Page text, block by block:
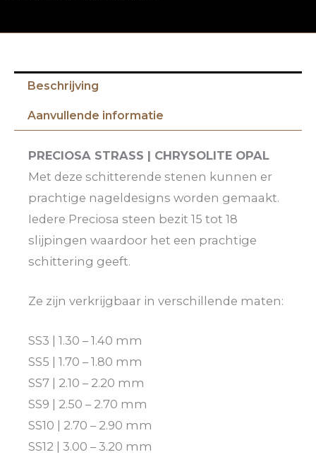
Beschrijving
Aanvullende informatie
PRECIOSA STRASS | CHRYSOLITE OPAL
Met deze schitterende stenen kunnen er
prachtige nageldesigns worden gemaakt.
Iedere Preciosa steen bezit 15 tot 18
slijpingen waardoor het een prachtige
schittering geeft.
Ze zijn verkrijgbaar in verschillende maten:
SS3 | 1.30 – 1.40 mm
SS5 | 1.70 – 1.80 mm
SS7 | 2.10 – 2.20 mm
SS9 | 2.50 – 2.70 mm
SS10 | 2.70 – 2.90 mm
SS12 | 3.00 – 3.20 mm